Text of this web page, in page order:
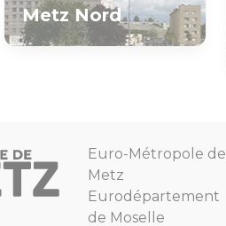
Metz Nord
Euro-Métropole de
Metz
Eurodépartement
de Moselle